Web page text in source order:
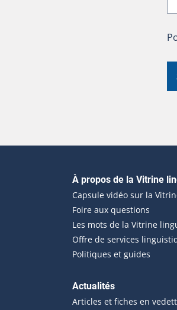
Navigation
À propos de la Vitrine
Capsule vidéo sur la
Foire aux questions
Les mots de la Vitrine
Offre de services
Politiques et guides
Actualités
Articles et fiches en